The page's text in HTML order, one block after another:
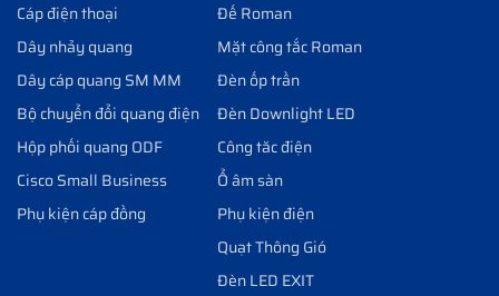
Cáp điện thoại
Dây nhảy quang
Dây cáp quang SM MM
Bộ chuyển đổi quang điện
Hộp phối quang ODF
Cisco Small Business
Phụ kiện cáp đồng
Đế Roman
Mặt công tắc Roman
Đèn ốp trần
Đèn Downlight LED
Công tăc điện
Ổ âm sàn
Phụ kiện điện
Quạt Thông Gió
Đèn LED EXIT